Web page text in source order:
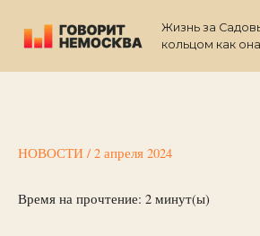
содержимому
Жизнь за
кольцом как
НОВОСТИ / 2 апреля 2024
Время на прочтение: 2 минут(ы)